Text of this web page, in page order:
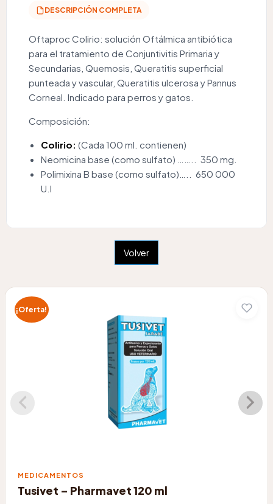
DESCRIPCIÓN COMPLETA
Oftaproc Colirio: solución Oftálmica antibiótica
para el tratamiento de Conjuntivitis Primaria y
Secundarias, Quemosis, Queratitis superficial
punteada y vascular, Queratitis ulcerosa y Pannus
Corneal. Indicado para perros y gatos.
Composición:
Colirio: (Cada 100 ml. contienen)
Neomicina base (como sulfato) …….. 350 mg.
Polimixina B base (como sulfato)….. 650 000
U.I
Volver
¡Oferta!
MEDICAMENTOS
Tusivet – Pharmavet 120 ml